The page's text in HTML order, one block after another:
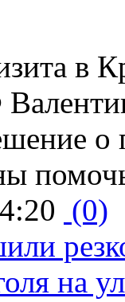
в
(0)
на